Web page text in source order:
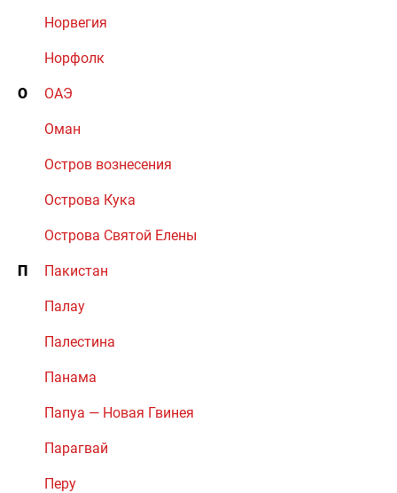
Норвегия
Норфолк
О ОАЭ
Оман
Остров вознесения
Острова Кука
Острова Святой Елены
П Пакистан
Палау
Палестина
Панама
Папуа — Новая Гвинея
Парагвай
Перу